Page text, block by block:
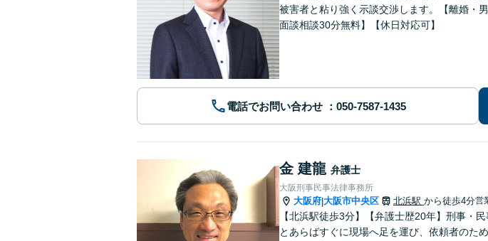
被害者と粘り強く示談交渉します。【離婚・
面談相談30分無料】【休日対応可】
電話でお問い合わせ
金 建龍 弁護士
大阪刑事民事法律事務所
大阪府|大阪市中央区 北浜駅 から徒歩4分営
【北浜駅徒歩3分】【弁護士歴20年】刑事・
とあらばすぐに現場へ足を運び、依頼者のた